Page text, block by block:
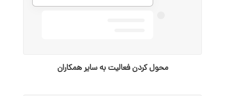
محول کردن فعالیت به سایر‌ همکاران
دیدار به چه کسب و کارهایی کمک می‌کند؟